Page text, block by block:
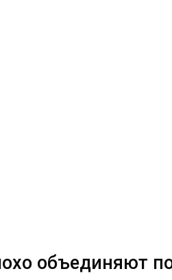
объединяют